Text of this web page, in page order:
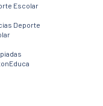
Escolar
Deporte